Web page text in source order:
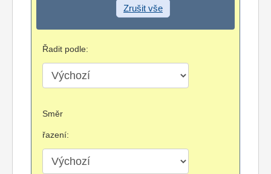
Zrušit vše
Řadit podle:
Směr
řazení: